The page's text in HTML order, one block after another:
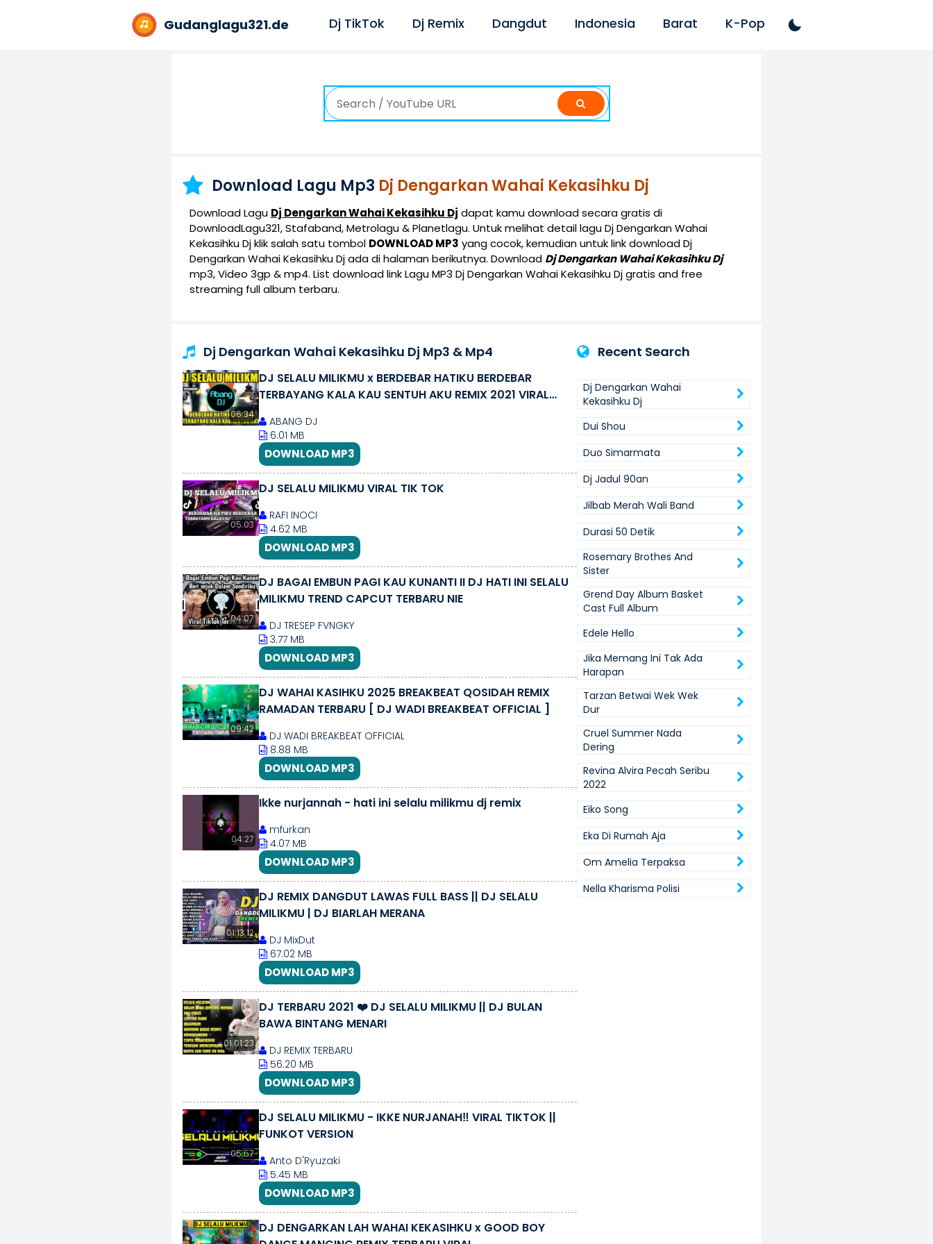
Gudanglagu321.de Dj TikTok Dj Remix Dangdut Indonesia Barat K-Pop
Download Lagu Mp3 Dj Dengarkan Wahai Kekasihku Dj
Download Lagu Dj Dengarkan Wahai Kekasihku Dj dapat kamu download secara gratis di
DownloadLagu321, Stafaband, Metrolagu & Planetlagu. Untuk melihat detail lagu Dj Dengarkan Wahai
Kekasihku Dj klik salah satu tombol DOWNLOAD MP3 yang cocok, kemudian untuk link download Dj
Dengarkan Wahai Kekasihku Dj ada di halaman berikutnya. Download Dj Dengarkan Wahai Kekasihku Dj
mp3, Video 3gp & mp4. List download link Lagu MP3 Dj Dengarkan Wahai Kekasihku Dj gratis and free
streaming full album terbaru.
Dj Dengarkan Wahai Kekasihku Dj Mp3 & Mp4
06:34
DJ SELALU MILIKMU x BERDEBAR HATIKU BERDEBAR
TERBAYANG KALA KAU SENTUH AKU REMIX 2021 VIRAL
ABANG DJ
6.01 MB
DOWNLOAD MP3
05:03
DJ SELALU MILIKMU VIRAL TIK TOK
RAFI INOCI
4.62 MB
DOWNLOAD MP3
04:07
DJ BAGAI EMBUN PAGI KAU KUNANTI II DJ HATI INI SELALU
MILIKMU TREND CAPCUT TERBARU NIE
DJ TRESEP FVNGKY
3.77 MB
DOWNLOAD MP3
09:42
DJ WAHAI KASIHKU 2025 BREAKBEAT QOSIDAH REMIX
RAMADAN TERBARU [ DJ WADI BREAKBEAT OFFICIAL ]
DJ WADI BREAKBEAT OFFICIAL
8.88 MB
DOWNLOAD MP3
04:27
Ikke nurjannah - hati ini selalu milikmu dj remix
mfurkan
4.07 MB
DOWNLOAD MP3
01:13:12
DJ REMIX DANGDUT LAWAS FULL BASS || DJ SELALU
MILIKMU | DJ BIARLAH MERANA
DJ MixDut
67.02 MB
DOWNLOAD MP3
01:01:23
DJ TERBARU 2021 ❤️ DJ SELALU MILIKMU || DJ BULAN
BAWA BINTANG MENARI
DJ REMIX TERBARU
56.20 MB
DOWNLOAD MP3
05:57
DJ SELALU MILIKMU - IKKE NURJANAH‼️ VIRAL TIKTOK ||
FUNKOT VERSION
Anto D'Ryuzaki
5.45 MB
DOWNLOAD MP3
DJ DENGARKAN LAH WAHAI KEKASIHKU x GOOD BOY
Recent Search
Dj Dengarkan Wahai
Kekasihku Dj
Dui Shou
Duo Simarmata
Dj Jadul 90an
Jilbab Merah Wali Band
Durasi 50 Detik
Rosemary Brothes And
Sister
Grend Day Album Basket
Cast Full Album
Edele Hello
Jika Memang Ini Tak Ada
Harapan
Tarzan Betwai Wek Wek
Dur
Cruel Summer Nada
Dering
Revina Alvira Pecah Seribu
2022
Eiko Song
Eka Di Rumah Aja
Om Amelia Terpaksa
Nella Kharisma Polisi